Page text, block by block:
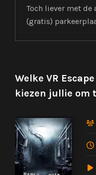
Toch liever met de
(gratis)
Welke VR
kiezen jullie om